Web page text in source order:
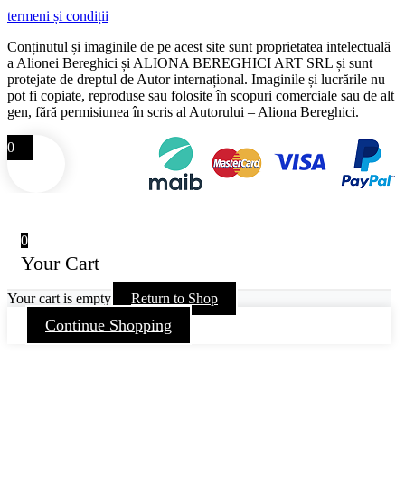
termeni și condiții
Conținutul și imaginile de pe acest site sunt proprietatea intelectuală
a Alionei Bereghici și ALIONA BEREGHICI ART SRL și sunt
protejate de dreptul de Autor internațional. Imaginile și lucrările nu
pot fi copiate, reproduse sau folosite în scopuri comerciale sau de alt
gen, fără permisiunea în scris al Autorului – Aliona Bereghici.
0
0
Your Cart
Your cart is empty Return to Shop
Continue Shopping